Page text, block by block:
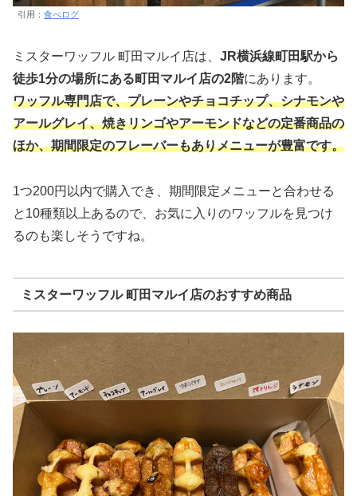
引用： 食べログ
ミスターワッフル 町田マルイ店は、 JR横浜線町田駅から
徒歩1分の場所にある町田マルイ店の2階にあります。
ワッフル専門店で、プレーンやチョコチップ、シナモンや
アールグレイ、焼きリンゴやアーモンドなどの定番商品の
ほか、期間限定のフレーバーもありメニューが豊富です。
1つ200円以内で購入でき、期間限定メニューと合わせる
と10種類以上あるので、お気に入りのワッフルを見つけ
るのも楽しそうですね。
ミスターワッフル 町田マルイ店のおすすめ商品